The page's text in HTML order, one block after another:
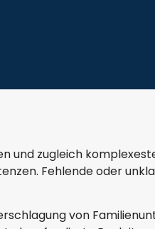
und zugleich
Fehlende oder
von